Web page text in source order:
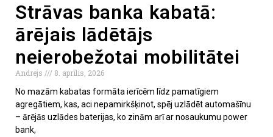
Strāvas banka kabatā:
ārējais lādētājs
neierobežotai mobilitātei
Andrejs
8. aprīlis, 2026
No mazām kabatas formāta ierīcēm līdz pamatīgiem
agregātiem, kas, aci nepamirkšķinot, spēj uzlādēt automašīnu
– ārējās uzlādes baterijas, ko zinām arī ar nosaukumu power
bank,